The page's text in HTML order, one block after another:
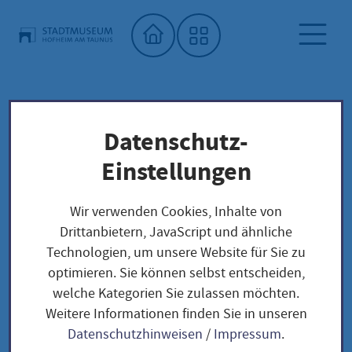
Startseite"
Stadtmuseum Dauerausstellung
Archäologie
Michelsberger Kultur
Datenschutz-
Einstellungen
Wir verwenden Cookies, Inhalte von
Drittanbietern, JavaScript und ähnliche
Technologien, um unsere Website für Sie zu
optimieren. Sie können selbst entscheiden,
welche Kategorien Sie zulassen möchten.
Weitere Informationen finden Sie in unseren
Datenschutzhinweisen / Impressum.